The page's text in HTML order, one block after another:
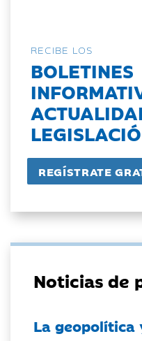
RECIBE LOS
BOLETINES
Noticias de
La geopolítica